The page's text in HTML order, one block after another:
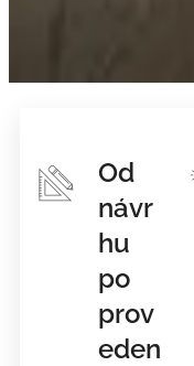
Od
návr
hu
po
prov
eden